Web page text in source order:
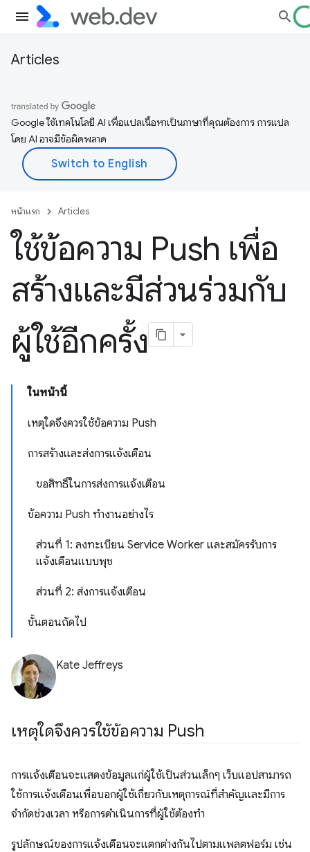
Articles
Google ใช้เทคโนโลยี AI เพื่อแปลเนื้อหาเป็นภาษาที่คุณต้องการ การแปล
โดย AI อาจมีข้อผิดพลาด
หน้าแรก Articles
ใช้ข้อความ Push เพื่อ
สร้างและมีส่วนร่วมกับ
ผู้ใช้อีกครั้ง
ในหน้านี้
เหตุใดจึงควรใช้ข้อความ Push
การสร้างและส่งการแจ้งเตือน
ขอสิทธิ์ในการส่งการแจ้งเตือน
ข้อความ Push ทำงานอย่างไร
ส่วนที่ 1: ลงทะเบียน Service Worker และสมัครรับการ
แจ้งเตือนแบบพุช
ส่วนที่ 2: ส่งการแจ้งเตือน
ขั้นตอนถัดไป
Kate Jeffreys
เหตุใดจึงควรใช้ข้อความ Push
การแจ้งเตือนจะแสดงข้อมูลแก่ผู้ใช้เป็นส่วนเล็กๆ เว็บแอปสามารถ
ใช้การแจ้งเตือนเพื่อบอกผู้ใช้เกี่ยวกับเหตุการณ์ที่สำคัญและมีการ
จำกัดช่วงเวลา หรือการดำเนินการที่ผู้ใช้ต้องทำ
รูปลักษณ์ของการแจ้งเตือนจะแตกต่างกันไปตามแพลตฟอร์ม เช่น